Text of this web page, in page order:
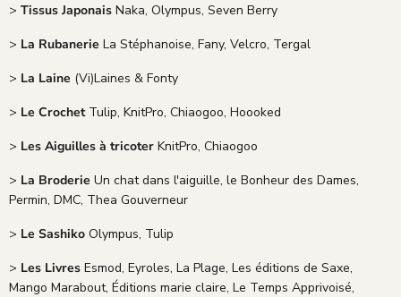
> Tissus Japonais Naka, Olympus, Seven Berry
> La Rubanerie La Stéphanoise, Fany, Velcro, Tergal
> La Laine (Vi)Laines & Fonty
> Le CrochetTulip, KnitPro, Chiaogoo, Hoooked
> Les Aiguilles à tricoter KnitPro, Chiaogoo
> La Broderie Un chat dans l'aiguille, le Bonheur des Dames,
Permin, DMC, Thea Gouverneur
> Le Sashiko Olympus, Tulip
> Les Livres Esmod, Eyroles, La Plage, Les éditions de Saxe,
Mango Marabout, Éditions marie claire, Le Temps Apprivoisé,